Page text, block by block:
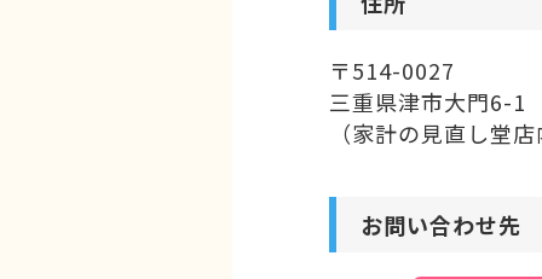
〒514-0027
三重県津市大門6-1
（家計の見直し堂
お問い合わせ先